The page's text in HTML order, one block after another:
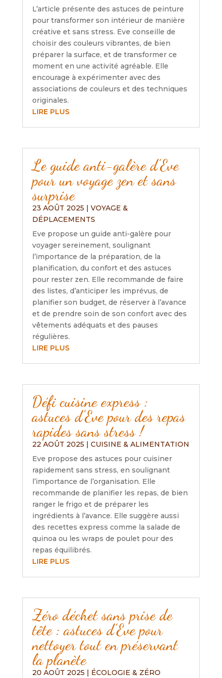
L’article présente des astuces de peinture
pour transformer son intérieur de manière
créative et sans stress. Eve conseille de
choisir des couleurs vibrantes, de bien
préparer la surface, et de transformer ce
moment en une activité agréable. Elle
encourage à expérimenter avec des
associations de couleurs et des techniques
originales.
LIRE PLUS
Le guide anti-galère d’Eve
pour un voyage zen et sans
surprise
23 AOÛT 2025 | VOYAGE &
DÉPLACEMENTS
Eve propose un guide anti-galère pour
voyager sereinement, soulignant
l’importance de la préparation, de la
planification, du confort et des astuces
pour rester zen. Elle recommande de faire
des listes, d’anticiper les imprévus, de
planifier son budget, de réserver à l’avance
et de prendre soin de son confort avec des
vêtements adéquats et des pauses
régulières.
LIRE PLUS
Défi cuisine express :
astuces d’Eve pour des repas
rapides sans stress !
22 AOÛT 2025 | CUISINE & ALIMENTATION
Eve propose des astuces pour cuisiner
rapidement sans stress, en soulignant
l’importance de l’organisation. Elle
recommande de planifier les repas, de bien
ranger le frigo et de préparer les
ingrédients à l’avance. Elle suggère aussi
des recettes express comme la salade de
quinoa ou les wraps de poulet pour des
repas équilibrés.
LIRE PLUS
Zéro déchet sans prise de
tête : astuces d’Eve pour
nettoyer tout en préservant
la planète
20 AOÛT 2025
ÉCOLOGIE & ZÉRO